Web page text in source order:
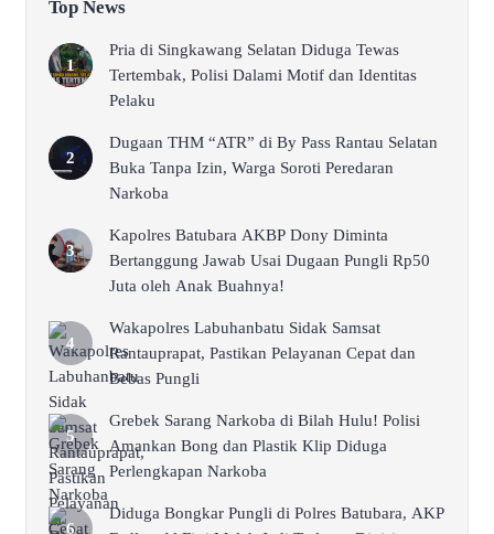
Top News
Pria di Singkawang Selatan Diduga Tewas
Tertembak, Polisi Dalami Motif dan Identitas
Pelaku
Dugaan THM “ATR” di By Pass Rantau Selatan
Buka Tanpa Izin, Warga Soroti Peredaran
Narkoba
Kapolres Batubara AKBP Dony Diminta
Bertanggung Jawab Usai Dugaan Pungli Rp50
Juta oleh Anak Buahnya!
Wakapolres Labuhanbatu Sidak Samsat
Rantauprapat, Pastikan Pelayanan Cepat dan
Bebas Pungli
Grebek Sarang Narkoba di Bilah Hulu! Polisi
Amankan Bong dan Plastik Klip Diduga
Perlengkapan Narkoba
Diduga Bongkar Pungli di Polres Batubara, AKP